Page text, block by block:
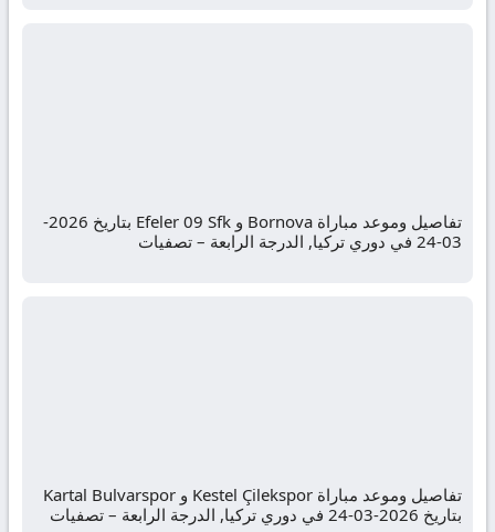
تفاصيل وموعد مباراة Bornova و Efeler 09 Sfk بتاريخ 2026-
03-24 في دوري تركيا, الدرجة الرابعة – تصفيات
تفاصيل وموعد مباراة Kestel Çilekspor و Kartal Bulvarspor
بتاريخ 2026-03-24 في دوري تركيا, الدرجة الرابعة – تصفيات